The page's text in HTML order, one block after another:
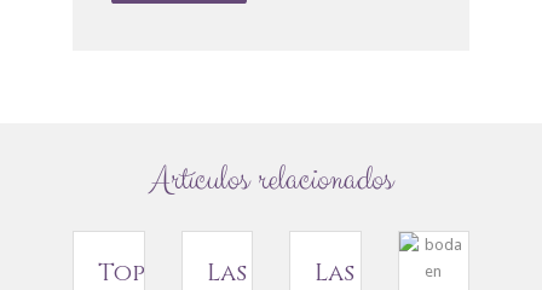
Artículos relacionados
Top
Las
Las